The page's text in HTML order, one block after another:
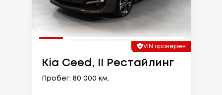
VIN проверен
Kia Ceed, II Рестайлинг
Пробег: 80 000 км.